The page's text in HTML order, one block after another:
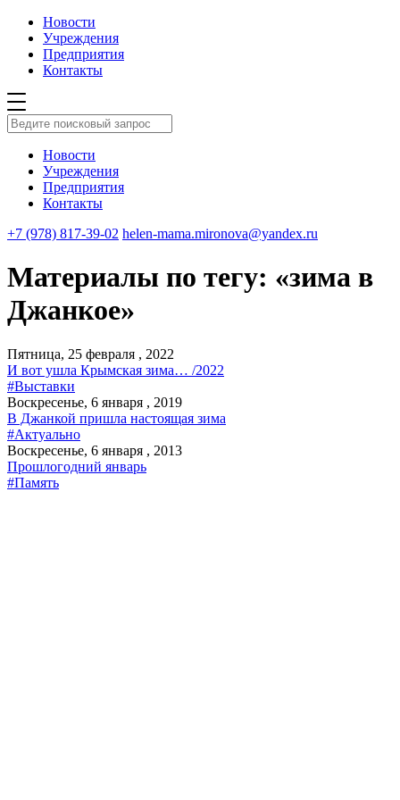
Новости
Учреждения
Предприятия
Контакты
Новости
Учреждения
Предприятия
Контакты
+7 (978) 817-39-02 helen-mama.mironova@yandex.ru
Материалы по тегу: «зима в
Джанкое»
Пятница, 25 февраля , 2022
И вот ушла Крымская зима… /2022
#Выставки
Воскресенье, 6 января , 2019
В Джанкой пришла настоящая зима
#Актуально
Воскресенье, 6 января , 2013
Прошлогодний январь
#Память